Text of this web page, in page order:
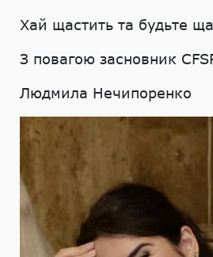
Хай щастить та будьте
З повагою засновник
Людмила Нечипоренко